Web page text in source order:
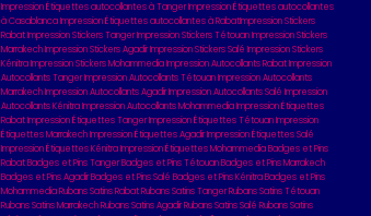
Impression Étiquettes autocollantes à Tanger Impression Étiquettes autocollantes
à Casablanca Impression Étiquettes autocollantes à RabatImpression Stickers
Rabat Impression Stickers Tanger Impression Stickers Tétouan Impression Stickers
Marrakech Impression Stickers Agadir Impression Stickers Salé Impression Stickers
Kénitra Impression Stickers Mohammedia Impression Autocollants Rabat Impression
Autocollants Tanger Impression Autocollants Tétouan Impression Autocollants
Marrakech Impression Autocollants Agadir Impression Autocollants Salé Impression
Autocollants Kénitra Impression Autocollants Mohammedia Impression Étiquettes
Rabat Impression Étiquettes Tanger Impression Étiquettes Tétouan Impression
Étiquettes Marrakech Impression Étiquettes Agadir Impression Étiquettes Salé
Impression Étiquettes Kénitra Impression Étiquettes Mohammedia Badges et Pins
Rabat Badges et Pins Tanger Badges et Pins Tétouan Badges et Pins Marrakech
Badges et Pins Agadir Badges et Pins Salé Badges et Pins Kénitra Badges et Pins
Mohammedia Rubans Satins Rabat Rubans Satins Tanger Rubans Satins Tétouan
Rubans Satins Marrakech Rubans Satins Agadir Rubans Satins Salé Rubans Satins